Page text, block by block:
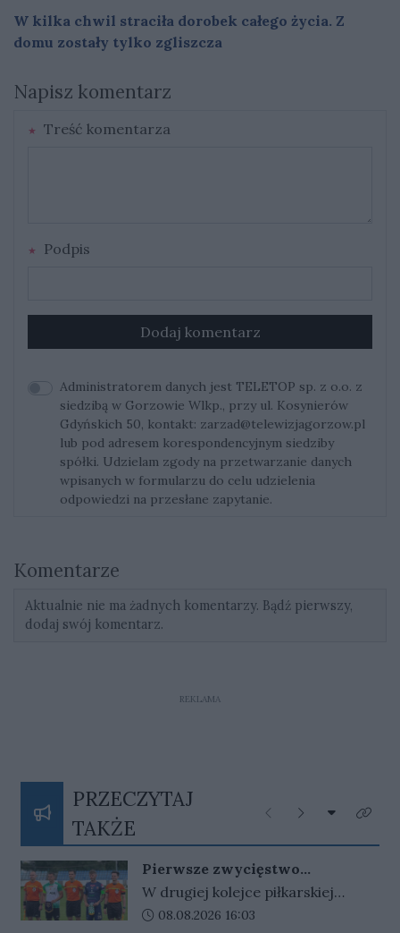
W kilka chwil straciła dorobek całego życia. Z
domu zostały tylko zgliszcza
Napisz komentarz
Treść komentarza
Podpis
Dodaj komentarz
Administratorem danych jest TELETOP sp. z o.o. z
siedzibą w Gorzowie Wlkp., przy ul. Kosynierów
Gdyńskich 50, kontakt: zarzad@telewizjagorzow.pl
lub pod adresem korespondencyjnym siedziby
spółki. Udzielam zgody na przetwarzanie danych
wpisanych w formularzu do celu udzielenia
odpowiedzi na przesłane zapytanie.
Komentarze
Aktualnie nie ma żadnych komentarzy. Bądź pierwszy,
dodaj swój komentarz.
REKLAMA
PRZECZYTAJ
TAKŻE
Poprzednie
Następne
Rozwiń
Kliknij
Pierwsze zwycięstwo
gorzowskiej Warty
W drugiej kolejce piłkarskiej
Betclic III ligi gorzowskie kluby
Data dodania artykułu:
08.08.2026 16:03